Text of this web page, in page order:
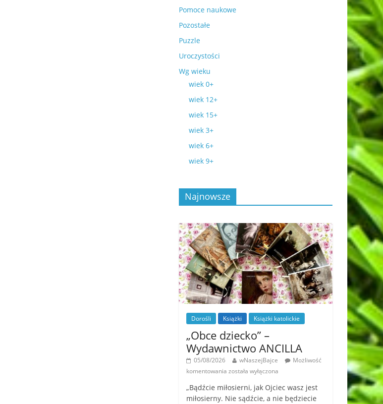
Pomoce naukowe
Pozostałe
Puzzle
Uroczystości
Wg wieku
wiek 0+
wiek 12+
wiek 15+
wiek 3+
wiek 6+
wiek 9+
Najnowsze
Dorośli Książki Książki katolickie
„Obce dziecko” –
Wydawnictwo ANCILLA
05/08/2026 wNaszejBajce
Możliwość
komentowania została wyłączona
„Bądźcie miłosierni, jak Ojciec wasz jest
miłosierny. Nie sądźcie, a nie będziecie